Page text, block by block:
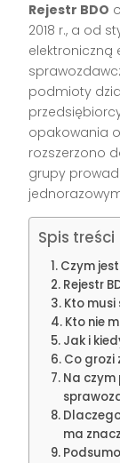
Rejestr BDO
2018 r., a od
elektroniczną
podmioty
opakowania
rozszerzono
grupy
Spis treści
Czym
Rejestr
Kto musi
Kto nie
Jak i
Co grozi
Na
ma